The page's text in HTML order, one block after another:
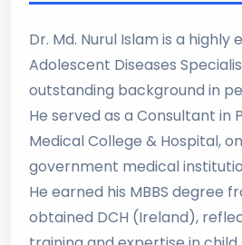
Dr. Md. Nurul Islam is a highly
Adolescent Diseases
outstanding background in
He served as a Consultant in
Medical College & Hospital,
government medical
He earned his MBBS degree
obtained DCH (Ireland),